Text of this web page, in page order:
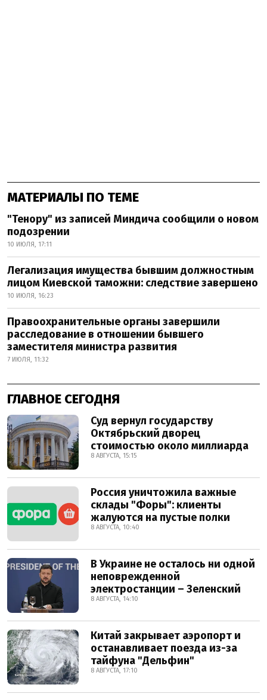
МАТЕРИАЛЫ ПО ТЕМЕ
"Тенору" из записей Миндича сообщили о новом
подозрении
10 ИЮЛЯ, 17:11
Легализация имущества бывшим должностным
лицом Киевской таможни: следствие завершено
10 ИЮЛЯ, 16:23
Правоохранительные органы завершили
расследование в отношении бывшего
заместителя министра развития
7 ИЮЛЯ, 11:32
ГЛАВНОЕ СЕГОДНЯ
Суд вернул государству
Октябрьский дворец
стоимостью около миллиарда
8 АВГУСТА, 15:15
Россия уничтожила важные
склады "Форы": клиенты
жалуются на пустые полки
8 АВГУСТА, 10:40
В Украине не осталось ни одной
неповрежденной
электростанции – Зеленский
8 АВГУСТА, 14:10
Китай закрывает аэропорт и
останавливает поезда из-за
тайфуна "Дельфин"
8 АВГУСТА, 17:10